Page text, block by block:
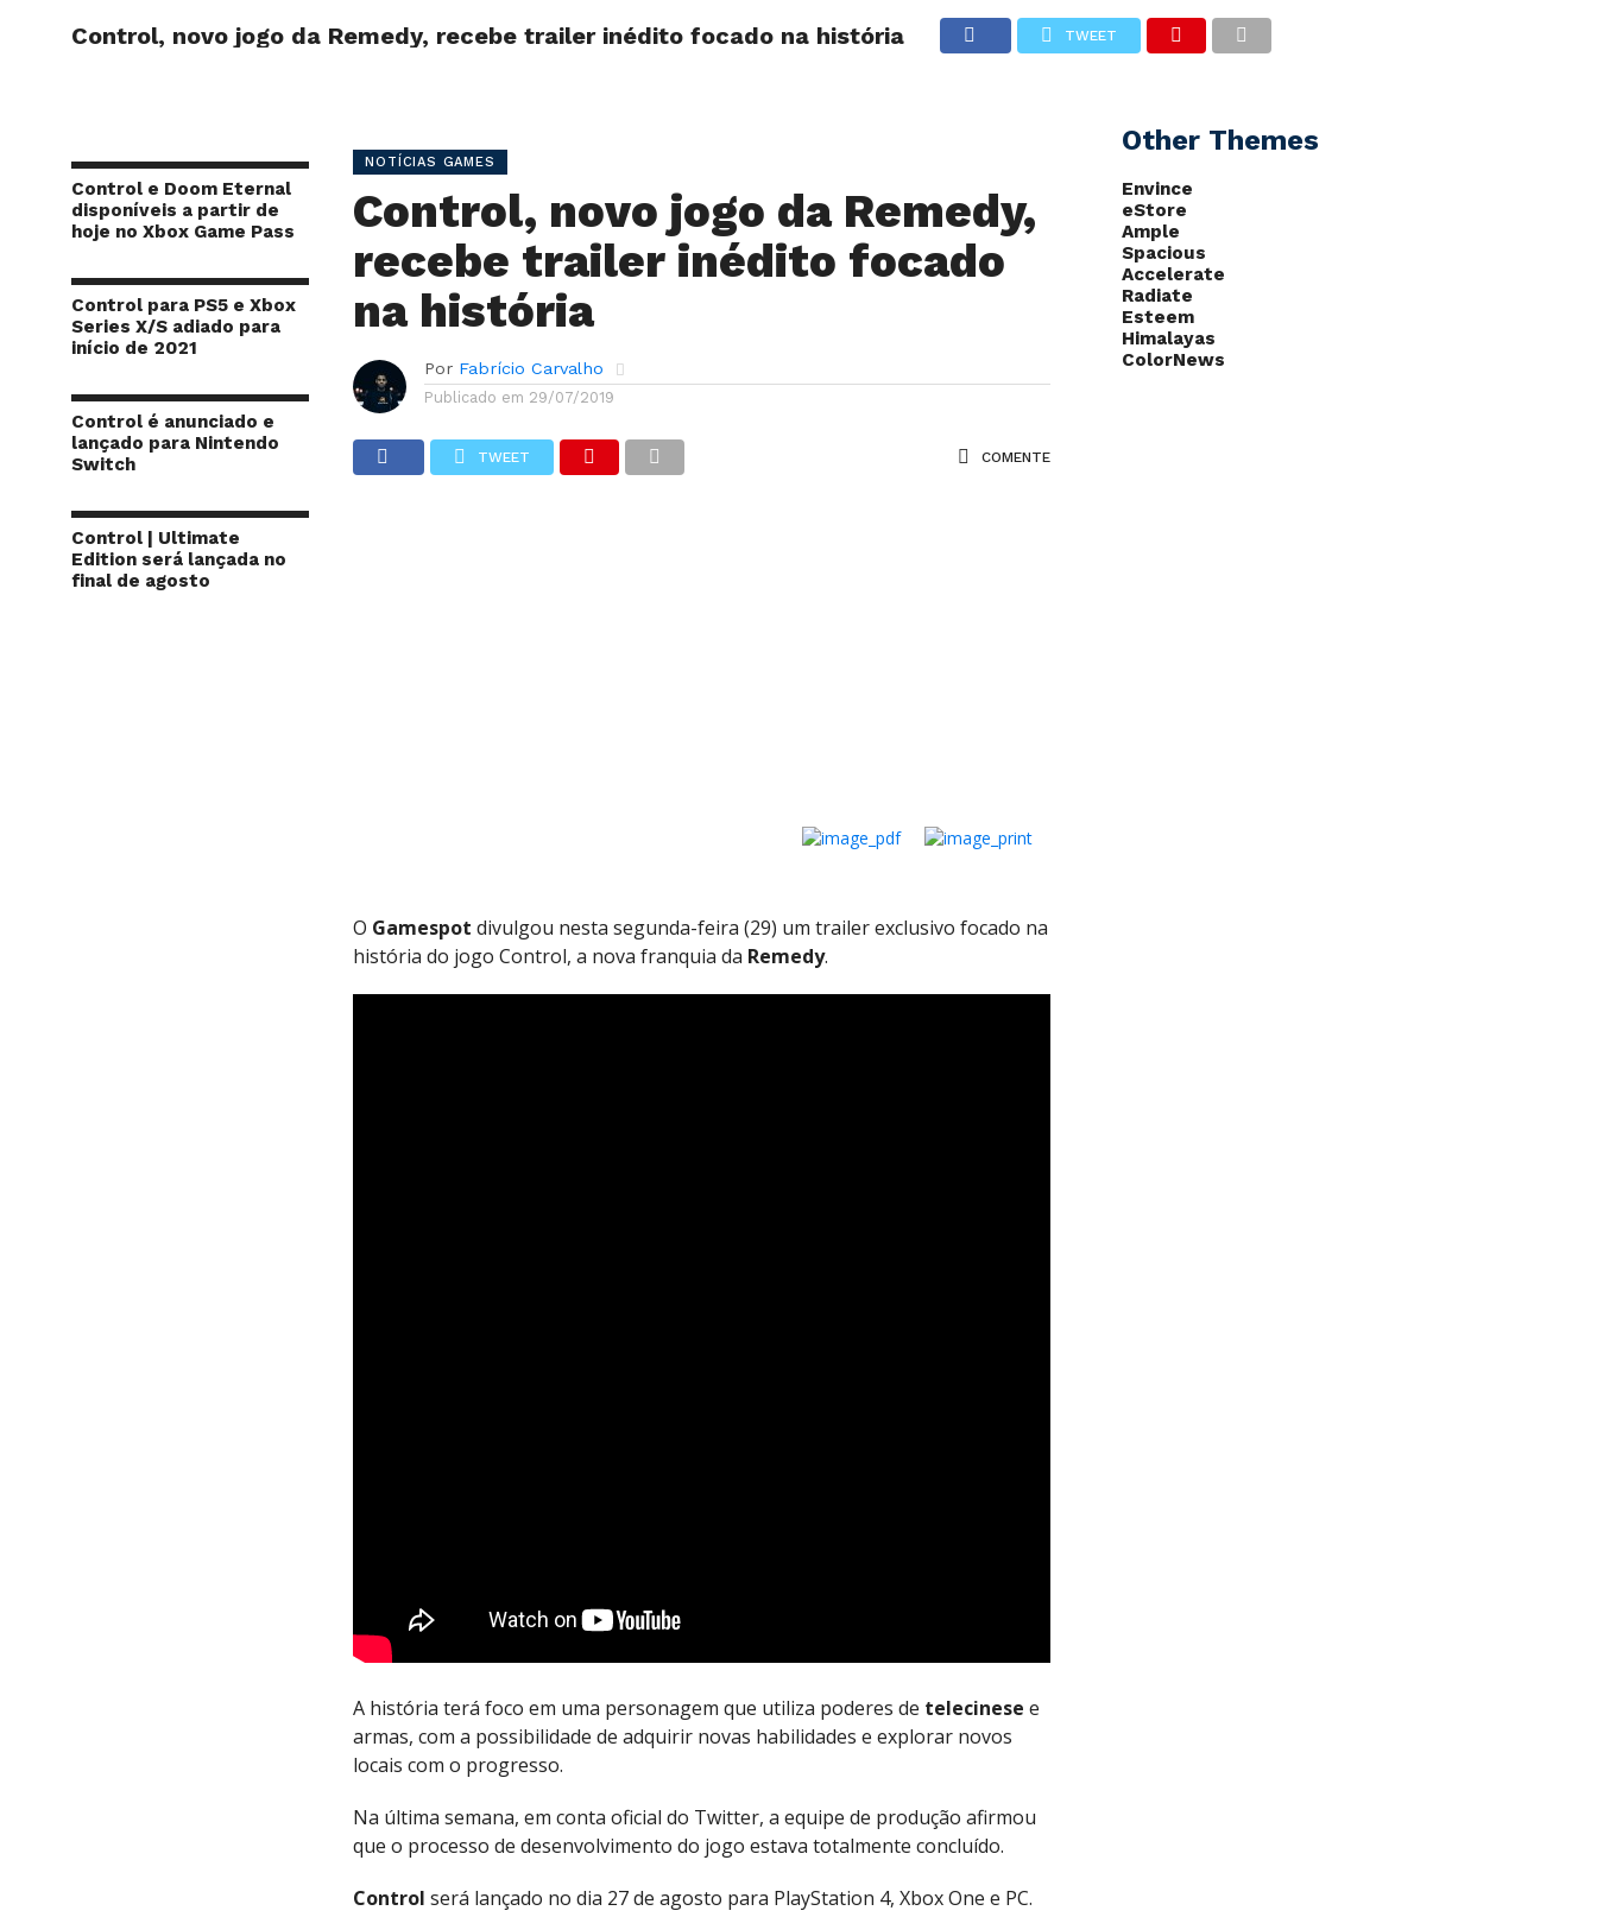
COBERTURA DE EVENTOS CRÍTICAS NOTÍCIAS PODCASTS
Control, novo jogo da Remedy, recebe trailer inédito focado na história TWEET
Control e Doom Eternal
disponíveis a partir de
hoje no Xbox Game Pass
Control para PS5 e Xbox
Series X/S adiado para
início de 2021
Control é anunciado e
lançado para Nintendo
Switch
Control | Ultimate
Edition será lançada no
final de agosto
NOTÍCIAS GAMES
Control, novo jogo da Remedy,
recebe trailer inédito focado
na história
Por Fabrício Carvalho
Publicado em 29/07/2019
TWEET COMENTE
O Gamespot divulgou nesta segunda-feira (29) um trailer exclusivo focado na
história do jogo Control, a nova franquia da Remedy.
A história terá foco em uma personagem que utiliza poderes de telecinese e
armas, com a possibilidade de adquirir novas habilidades e explorar novos
locais com o progresso.
Na última semana, em conta oficial do Twitter, a equipe de produção afirmou
que o processo de desenvolvimento do jogo estava totalmente concluído.
Control será lançado no dia 27 de agosto para PlayStation 4, Xbox One e PC.
Other Themes
Envince
eStore
Ample
Spacious
Accelerate
Radiate
Esteem
Himalayas
ColorNews